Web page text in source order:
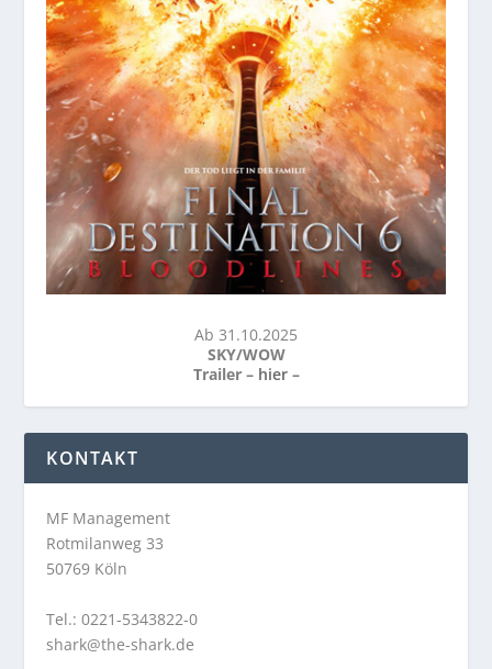
Ab 31.10.2025
SKY/WOW
Trailer – hier –
KONTAKT
MF Management
Rotmilanweg 33
50769 Köln
Tel.: 0221-5343822-0
shark@the-shark.de